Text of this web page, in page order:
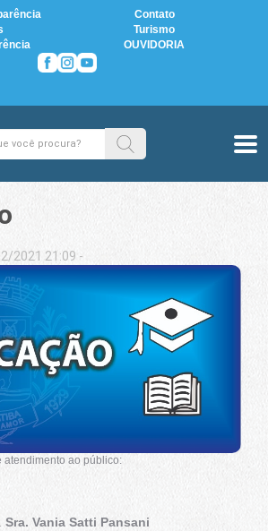
Contato
Turismo
OUVIDORIA
2021 21:09 -
atendimento ao público:
Sra. Vania Satti Pansani